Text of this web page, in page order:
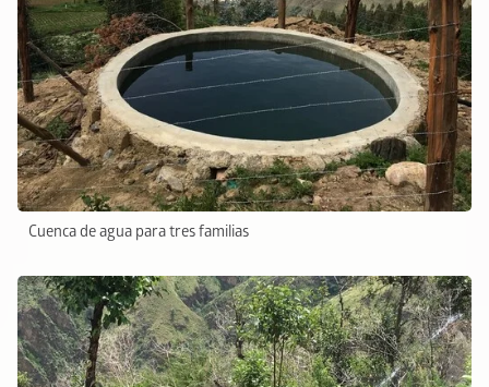
Cuenca de agua para tres familias